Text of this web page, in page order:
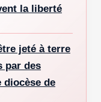
la liberté
jeté à terre
par des
diocèse de